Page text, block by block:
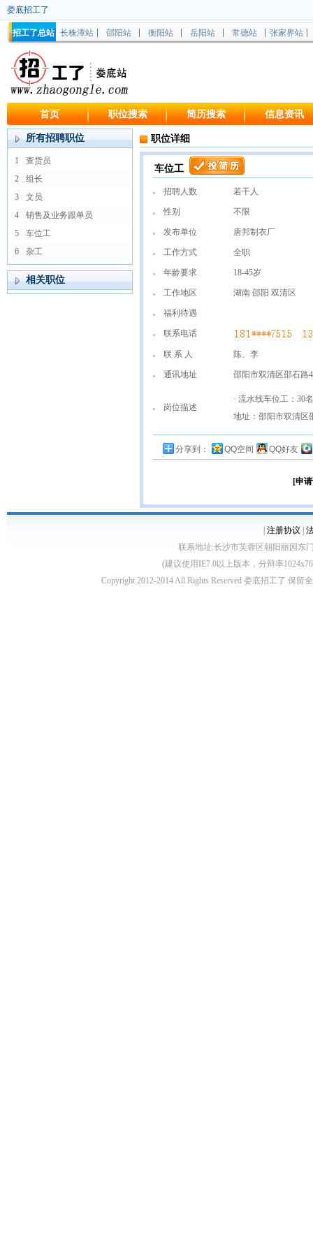
娄底招工了
招工了总站 长株潭站 邵阳站 衡阳站 岳阳站 常德站 张家界站
首页 职位搜索 简历搜索 信息资讯
所有招聘职位
1
查货员
2
组长
3
文员
4
销售及业务跟单员
5
车位工
6
杂工
相关职位
职位详细
车位工
招聘人数 若干人
性别 不限
发布单位 唐邦制衣厂
工作方式 全职
年龄要求 18-45岁
工作地区 湖南 邵阳 双清区
福利待遇
联系电话
联 系 人 陈、李
通讯地址 邵阳市双清区邵石路
岗位描述
· 流水线车位工：30
地址：邵阳市双清区
分享到： QQ空间 QQ好友
[申
注册协议
联系地址:长沙市芙蓉区朝阳丽园东
(建议使用IE7.0以上版本，分辩率
Copyright 2012-2014 All Rights Reserved 娄底招工了 保